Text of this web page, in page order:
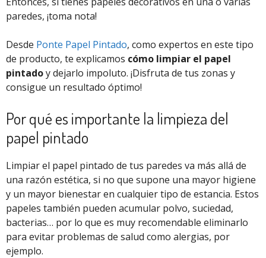
paredes, ¡toma nota!
Desde Ponte Papel Pintado, como expertos en este tipo
de producto, te explicamos cómo limpiar el papel
pintadoy dejarlo impoluto. ¡Disfruta de tus zonas y
consigue un resultado óptimo!
Por qué es importante la limpieza del
papel pintado
Limpiar el papel pintado de tus paredes va más allá de
una razón estética, si no que supone una mayor higiene
y un mayor bienestar en cualquier tipo de estancia. Estos
papeles también pueden acumular polvo, suciedad,
bacterias… por lo que es muy recomendable eliminarlo
para evitar problemas de salud como alergias, por
ejemplo.